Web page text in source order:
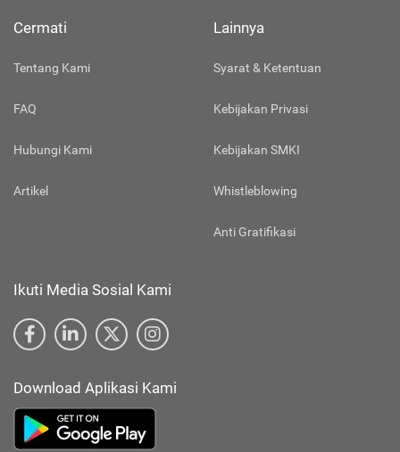
Cermati
Tentang Kami
FAQ
Hubungi Kami
Artikel
Lainnya
Syarat & Ketentuan
Kebijakan Privasi
Kebijakan SMKI
Whistleblowing
Anti Gratifikasi
Ikuti Media Sosial Kami
Download Aplikasi Kami